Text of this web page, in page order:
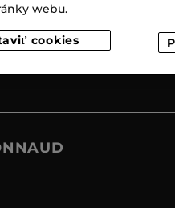
webu.
cookies